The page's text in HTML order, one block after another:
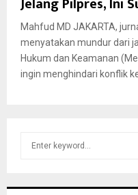
Mahfud MD JAKARTA,
menyatakan mundur dari
Hukum dan Keamanan
ingin menghindari konflik